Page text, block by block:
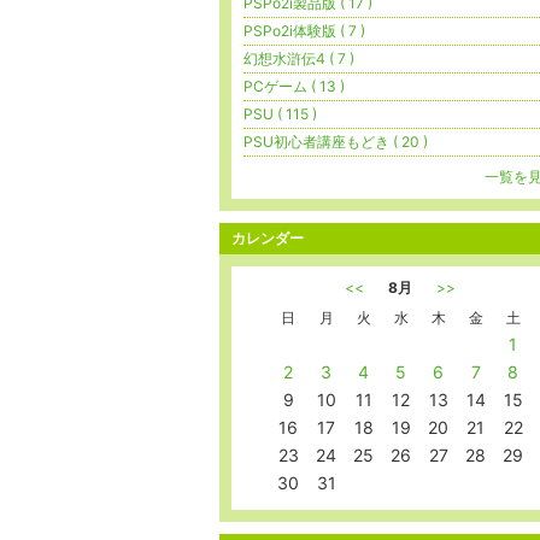
PSPo2i体験版 ( 7 )
幻想水滸伝4 ( 7 )
PCゲーム ( 13 )
PSU ( 115 )
PSU初心者講座もどき ( 20 )
一覧を
カレンダー
<< 8月
>>
日
月 火 水 木 金 土
1
2
3 4 5 6 7
8
9
10 11 12 13 14
15
16
17 18 19 20 21
22
23
24 25 26 27 28
29
30
31